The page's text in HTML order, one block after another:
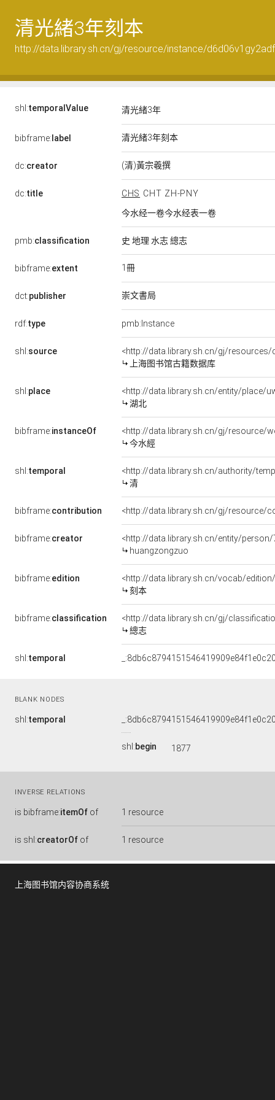
清光緒3年刻本
http://data.library.sh.cn/gj/resource/instance/
shl:temporalValue 清光緒3年
bibframe:label 清光緒3年刻本
dc:creator (清)黃宗羲撰
dc:title CHS CHT ZH-PNY
今水经一卷今水经表一卷
pmb:classification 史 地理 水志 總志
bibframe:extent 1冊
dct:publisher 崇文書局
rdf:type pmb:Instance
shl:source
<http://data.library.sh.cn/gj/
上海图书馆古籍数据库
shl:place
<http://data.library.sh.cn/entity/place/
湖北
bibframe:instanceOf
<http://data.library.sh.cn/gj/resource/
今水經
shl:temporal
<http://data.library.sh.cn/authority/
清
bibframe:contribution <http://data.library.sh.cn/gj/resource/
bibframe:creator
<http://data.library.sh.cn/entity/
huangzongzuo
bibframe:edition
<http://data.library.sh.cn/vocab/
刻本
bibframe:classification
<http://data.library.sh.cn/gj/
總志
shl:temporal
BLANK NODES
shl:temporal
shl:begin 1877
INVERSE RELATIONS
is bibframe:itemOf of 1 resource
is shl:creatorOf of 1 resource
上海图书馆内容协商系统